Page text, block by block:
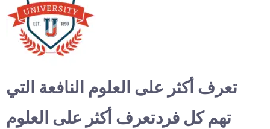
تعرف أكثر على العلوم النافعة التي
تهم كل فردتعرف أكثر على العلوم